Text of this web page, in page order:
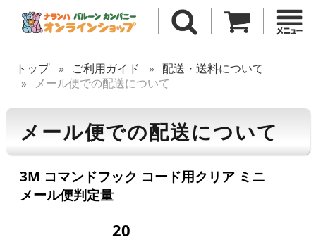
トップ ご利用ガイド
配送・送料について
メール便での配送について
メール便での配送について
3M コマンドフック コード用クリア ミニ
メール便判定量
20